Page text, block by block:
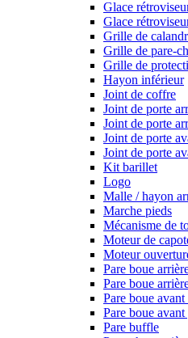
Glace
Glace
Grille de
Grille de pare-
Grille de
Hayon inférieur
Joint de coffre
Joint de porte
Joint de porte
Joint de porte
Joint de porte
Kit barillet
Logo
Malle / hayon
Marche pieds
Mécanisme de
Moteur de
Moteur
Pare boue
Pare boue
Pare boue
Pare boue avant
Pare buffle